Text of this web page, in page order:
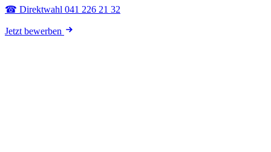
☎ Direktwahl 041 226 21 32
Jetzt bewerben